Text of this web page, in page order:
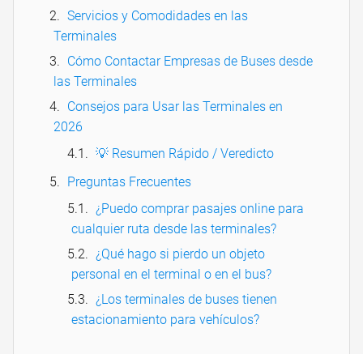
Servicios y Comodidades en las
Terminales
Cómo Contactar Empresas de Buses desde
las Terminales
Consejos para Usar las Terminales en
2026
💡 Resumen Rápido / Veredicto
Preguntas Frecuentes
¿Puedo comprar pasajes online para
cualquier ruta desde las terminales?
¿Qué hago si pierdo un objeto
personal en el terminal o en el bus?
¿Los terminales de buses tienen
estacionamiento para vehículos?